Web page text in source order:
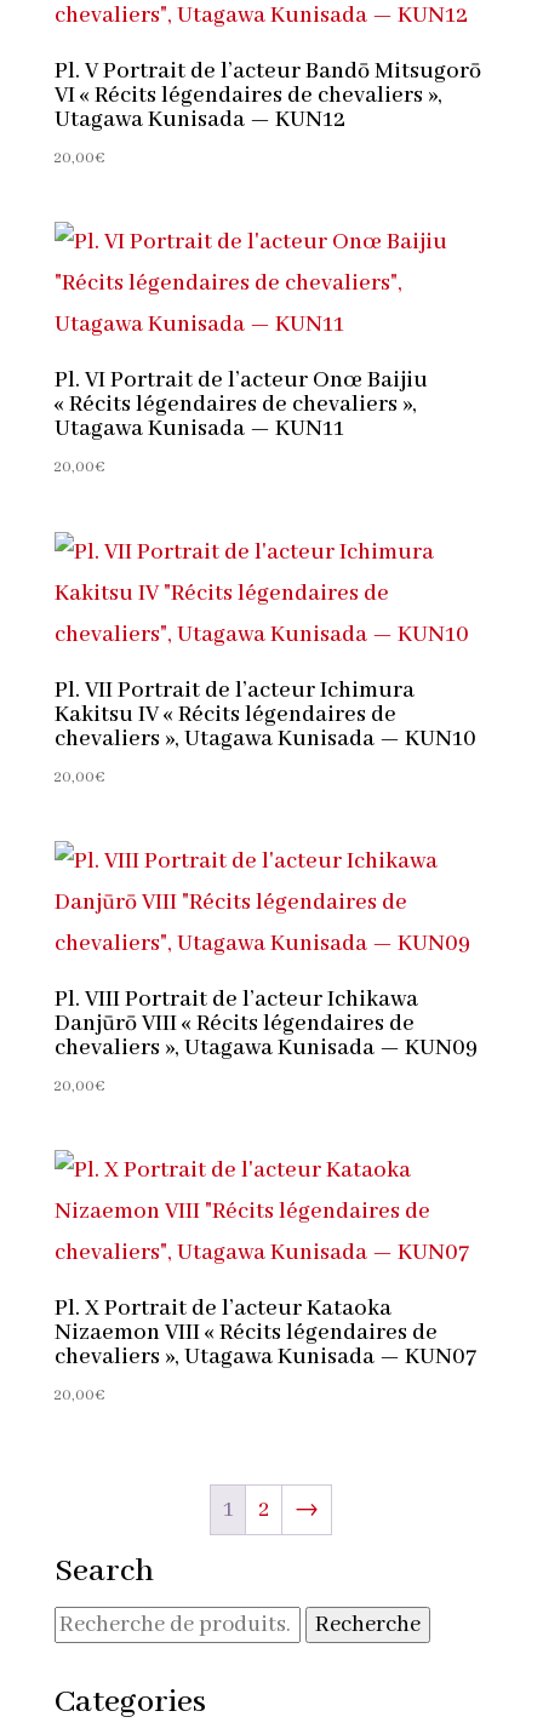
Pl. V Portrait de l’acteur Bandō Mitsugorō
VI « Récits légendaires de chevaliers »,
Utagawa Kunisada — KUN12
20,00€
Pl. VI Portrait de l’acteur Onœ Baijiu
« Récits légendaires de chevaliers »,
Utagawa Kunisada — KUN11
20,00€
Pl. VII Portrait de l’acteur Ichimura
Kakitsu IV « Récits légendaires de
chevaliers », Utagawa Kunisada — KUN10
20,00€
Pl. VIII Portrait de l’acteur Ichikawa
Danjūrō VIII « Récits légendaires de
chevaliers », Utagawa Kunisada — KUN09
20,00€
Pl. X Portrait de l’acteur Kataoka
Nizaemon VIII « Récits légendaires de
chevaliers », Utagawa Kunisada — KUN07
20,00€
1 2 →
Search
Recherche
Recherche
Categories